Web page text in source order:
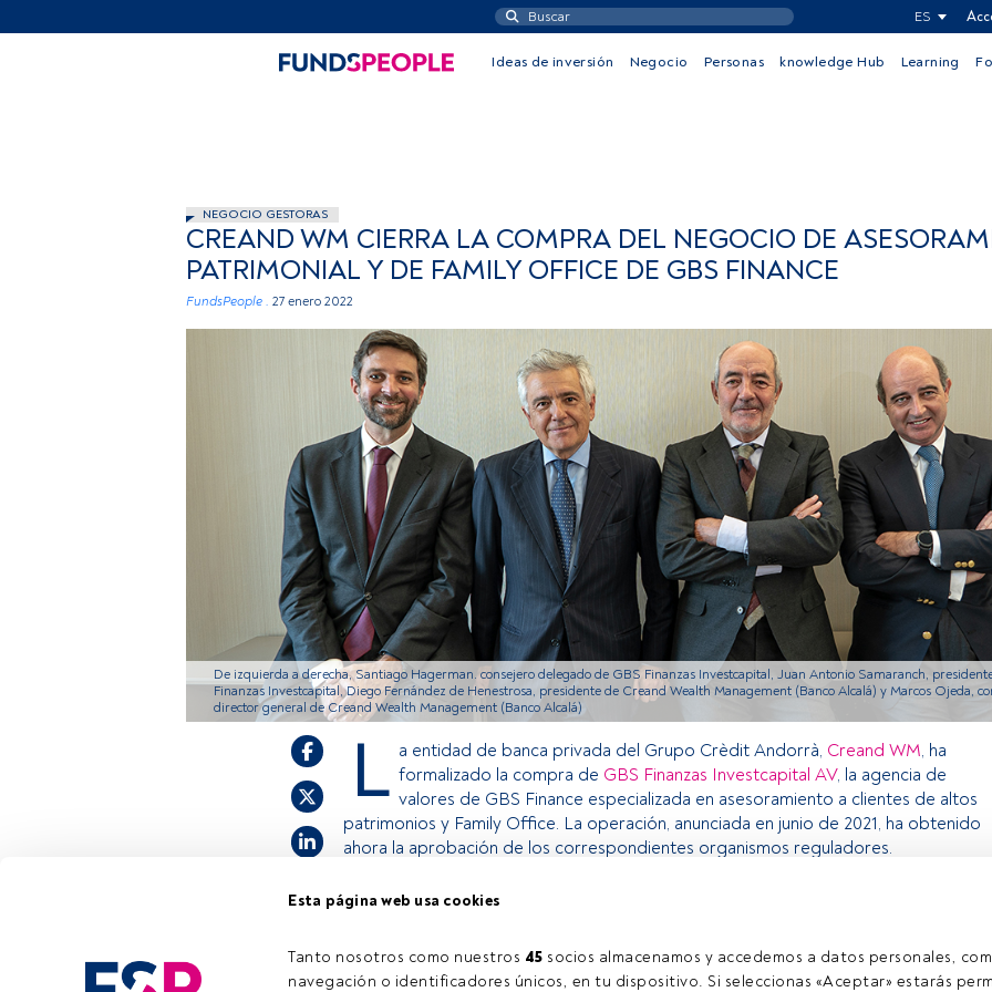
Esta página web usa cookies
Tanto nosotros como nuestros 45 socios almacenamos y accedemos a datos personales,
navegación o identificadores únicos, en tu dispositivo. Si seleccionas «Aceptar» estarás
ES
Ideas de inversión Negocio Personas knowledge Hub Learning
NEGOCIO GESTORAS
CREAND WM CIERRA LA COMPRA DEL NEGOCIO DE
PATRIMONIAL Y DE FAMILY OFFICE DE GBS FINANCE
FundsPeople . 27 enero 2022
De izquierda a derecha, Santiago Hagerman. consejero delegado de GBS Finanzas Investcapital, Juan Antonio Samaranch,
Finanzas Investcapital, Diego Fernández de Henestrosa, presidente de Creand Wealth Management (Banco Alcalá) y Marcos Ojeda,
director general de Creand Wealth Management (Banco Alcalá)
L a entidad de banca privada del Grupo Crèdit Andorrà, Creand WM, ha
formalizado la compra de GBS Finanzas Investcapital AV, la agencia de
valores de GBS Finance especializada en asesoramiento a clientes de altos
patrimonios y Family Office. La operación, anunciada en junio de 2021, ha obtenido
ahora la aprobación de los correspondientes organismos reguladores.
estás registrado, accede desde el botón Login. Si aún no tienes cuenta, te
invitamos a registrarte y disfrutar de todo el universo que ofrece FundsPeople.